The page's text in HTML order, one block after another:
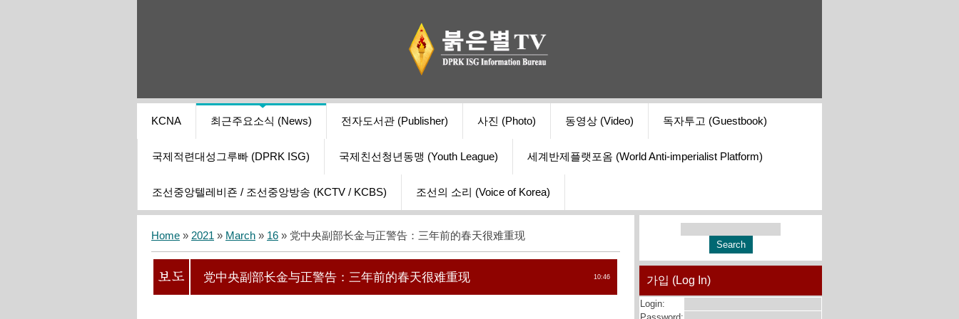
KCNA 최근주요소식 (News) 전자도서관 (Publisher) 사진 (Photo) 동영상 (Video) 독자투고 (Guestbook)
국제적련대성그루빠 (DPRK ISG) 국제친선청년동맹 (Youth League) 세계반제플랫포옴 (World Anti-imperialist Platform)
조선중앙텔레비죤 / 조선중앙방송 (KCTV / KCBS) 조선의 소리 (Voice of Korea)
Home » 2021 » March » 16 » 党中央副部长金与正警告：三年前的春天很难重现
10:46
党中央副部长金与正警告：三年前的春天很难重现 가입 (Log In)
Login: